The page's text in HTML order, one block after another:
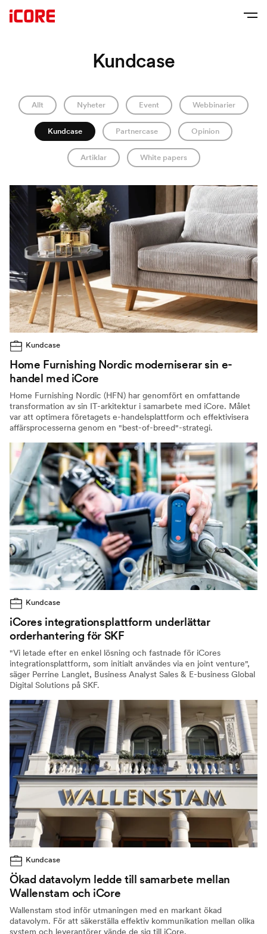
Kundcase
Allt Nyheter Event Webbinarier
Kundcase Partnercase Opinion
Artiklar White papers
Kundcase
Home Furnishing Nordic moderniserar sin e-
handel med iCore
Home Furnishing Nordic (HFN) har genomfört en omfattande
transformation av sin IT-arkitektur i samarbete med iCore. Målet
var att optimera företagets e-handelsplattform och effektivisera
affärsprocesserna genom en "best-of-breed"-strategi.
Kundcase
iCores integrationsplattform underlättar
orderhantering för SKF
"Vi letade efter en enkel lösning och fastnade för iCores
integrationsplattform, som initialt användes via en joint venture",
säger Perrine Langlet, Business Analyst Sales & E-business Global
Digital Solutions på SKF.
Kundcase
Ökad datavolym ledde till samarbete mellan
Wallenstam och iCore
Wallenstam stod inför utmaningen med en markant ökad
datavolym. För att säkerställa effektiv kommunikation mellan olika
system och leverantörer vände de sig till iCore.